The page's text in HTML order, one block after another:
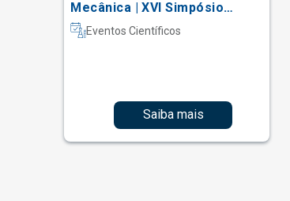
Mecânica | XVI Simpósio
Internacional Einstein de
Fisioterapia em Terapia
Eventos Científicos
Saiba mais